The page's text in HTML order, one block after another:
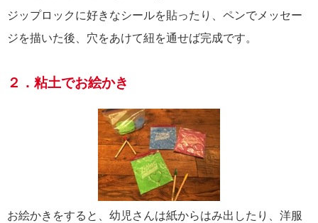
ジップロックに好きなシールを貼ったり、ペンでメッセー
ジを描いた後、穴をあけて紐を通せば完成です。
２．粘土でお絵かき
お絵かきをすると、幼児さんは紙からはみ出したり、洋服